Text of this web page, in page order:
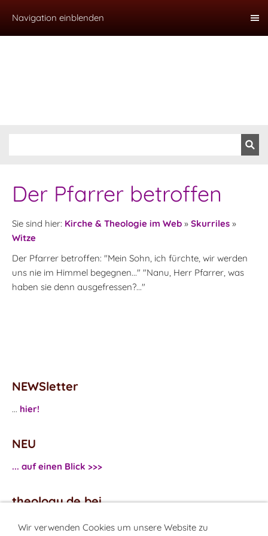
Navigation einblenden
Der Pfarrer betroffen
Sie sind hier: Kirche & Theologie im Web » Skurriles »
Witze
Der Pfarrer betroffen: "Mein Sohn, ich fürchte, wir werden
uns nie im Himmel begegnen..." "Nanu, Herr Pfarrer, was
haben sie denn ausgefressen?..."
NEWSletter
... hier!
NEU
... auf einen Blick >>>
theology.de bei
...Facebook
Wir verwenden Cookies um unsere Website zu